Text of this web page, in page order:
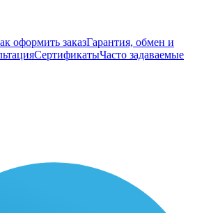
оформить заказГарантия, обмен и
СертификатыЧасто задаваемые